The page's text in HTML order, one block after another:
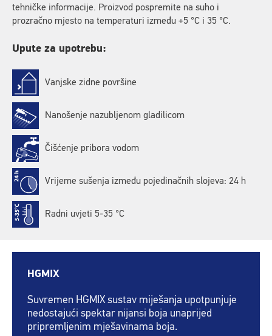
tehničke informacije. Proizvod pospremite na suho i
prozračno mjesto na temperaturi između +5 °C i 35 °C.
Upute za upotrebu:
Vanjske zidne površine
Nanošenje nazubljenom gladilicom
Čišćenje pribora vodom
Vrijeme sušenja između pojedinačnih slojeva: 24 h
Radni uvjeti 5-35 °C
HGMIX
Suvremen HGMIX sustav miješanja upotpunjuje
nedostajući spektar nijansi boja unaprijed
pripremljenim mješavinama boja.